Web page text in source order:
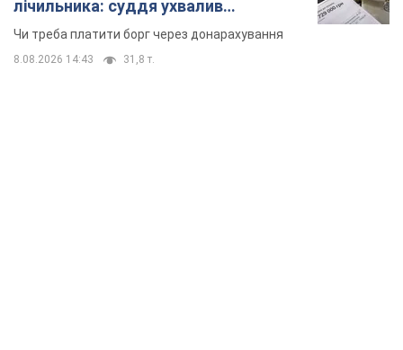
лічильника: суддя ухвалив
неочікуване рішення
Чи треба платити борг через донарахування
8.08.2026 14:43 31,8 т.